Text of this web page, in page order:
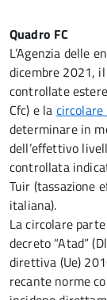
Quadro FC
L’Agenzia delle
dicembre 2021, il
controllate
Cfc) e la
determinare in
dell’effettivo
controllata
Tuir (tassazione
italiana).
La circolare
decreto “Atad”
direttiva (Ue)
recante norme